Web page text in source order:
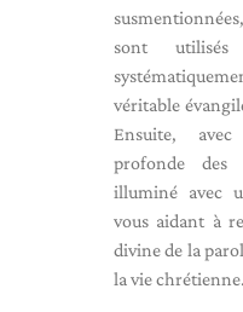
sont utilisés
véritable
Ensuite,
profonde des
illuminé avec
vous aidant à
divine de la
la vie chrétienne.